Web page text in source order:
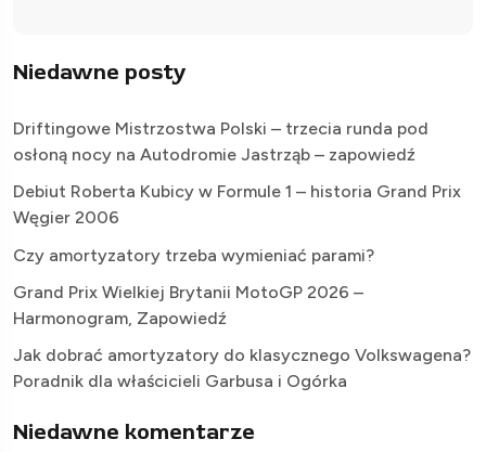
Niedawne posty
Driftingowe Mistrzostwa Polski – trzecia runda pod
osłoną nocy na Autodromie Jastrząb – zapowiedź
Debiut Roberta Kubicy w Formule 1 – historia Grand Prix
Węgier 2006
Czy amortyzatory trzeba wymieniać parami?
Grand Prix Wielkiej Brytanii MotoGP 2026 –
Harmonogram, Zapowiedź
Jak dobrać amortyzatory do klasycznego Volkswagena?
Poradnik dla właścicieli Garbusa i Ogórka
Niedawne komentarze